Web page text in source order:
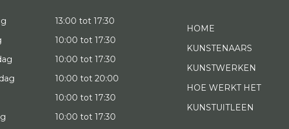
13:00 tot 17:30
10:00 tot 17:30
10:00 tot 17:30
10:00 tot 20:00
10:00 tot 17:30
10:00 tot 17:30
HOME
KUNSTENAARS
KUNSTWERKEN
HOE WERKT HET
KUNSTUITLEEN